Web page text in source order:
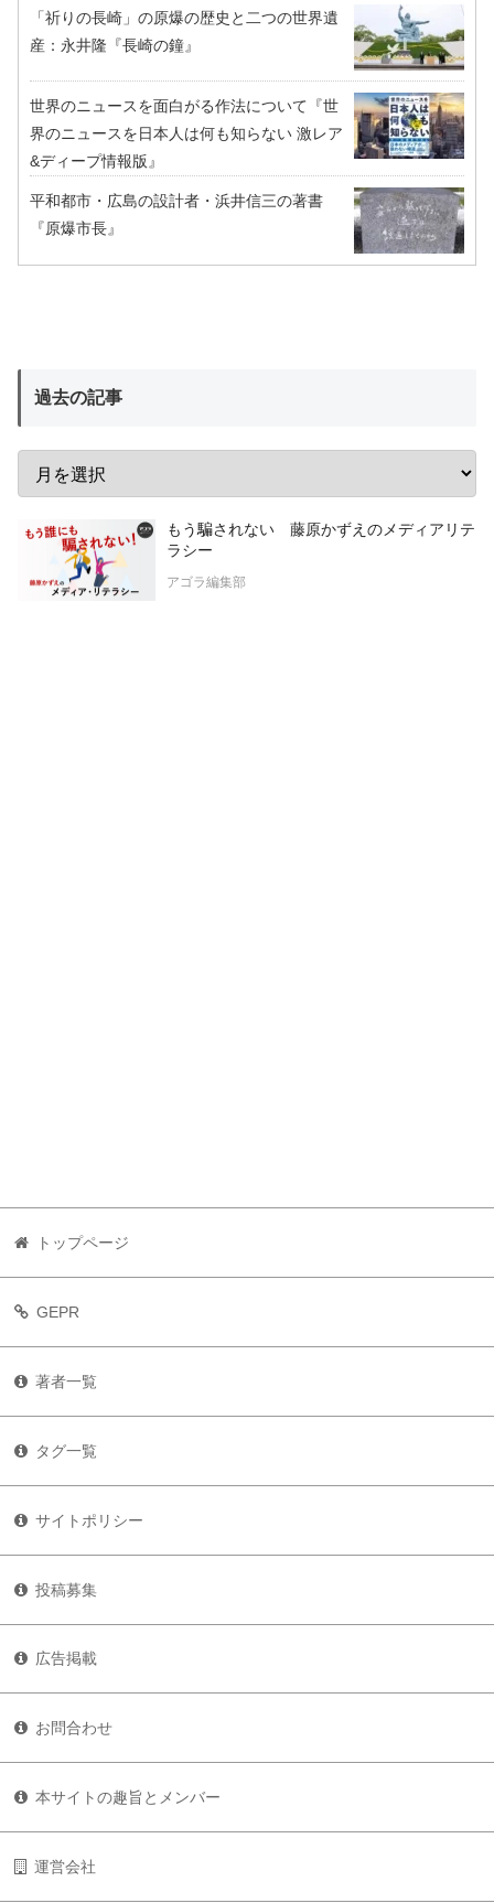
「祈りの長崎」の原爆の歴史と二つの世界遺
産：永井隆『長崎の鐘』
世界のニュースを面白がる作法について『世
界のニュースを日本人は何も知らない 激レア
&ディープ情報版』
平和都市・広島の設計者・浜井信三の著書
『原爆市長』
過去の記事
もう騙されない 藤原かずえのメディアリテ
ラシー
アゴラ編集部
トップページ
GEPR
著者一覧
タグ一覧
サイトポリシー
投稿募集
広告掲載
お問合わせ
本サイトの趣旨とメンバー
運営会社